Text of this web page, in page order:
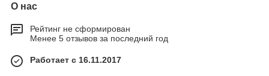
О нас
Рейтинг не сформирован
Менее 5 отзывов за последний год
Работает с 16.11.2017